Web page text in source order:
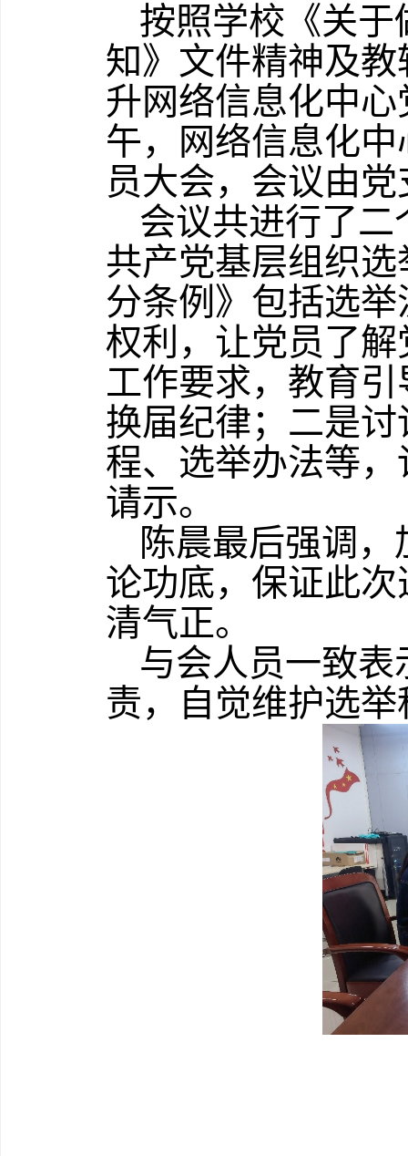
按照学校《关
知》文件精神及
升网络信息化中
午，网络信息化
员大会，会议由
会议共进行了
共产党基层组织
分条例》包括选
权利，让党员了
工作要求，教育
换届纪律；二是
程、选举办法等
请示。
陈晨最后强调
论功底，保证此
清气正。
与会人员一致
责，自觉维护选